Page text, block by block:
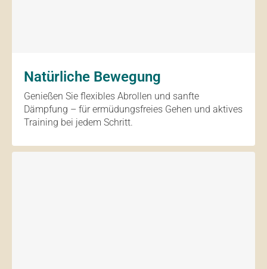
Natürliche Bewegung
Genießen Sie flexibles Abrollen und sanfte
Dämpfung – für ermüdungsfreies Gehen und aktives
Training bei jedem Schritt.